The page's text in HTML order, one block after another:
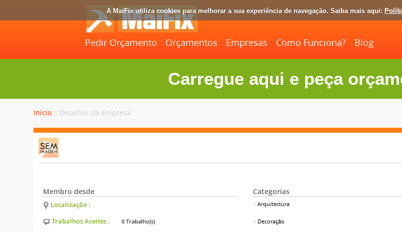
A MaiFix utiliza cookies para melhorar a sua experiência de navegação. Saiba mais aqui:
Pedir Orçamento Orçamentos Empresas Como Funciona? Blog
Carregue aqui e peça
Início :: Detalhes da Empresa
Membro desde
Localização :
Trabalhos Aceites :
0 Trabalho(s)
Categorias
Arquitectura
Decoração